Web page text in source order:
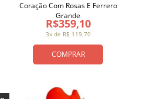
COMPRAR
3x de R$ 119,70
R$359,10
Coração Com Rosas E Ferrero
Grande